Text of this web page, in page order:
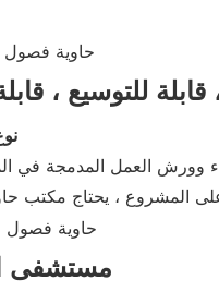
للتوسيع ، قابلة
مستشفى